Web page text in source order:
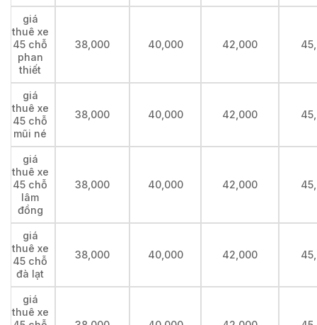
giá
thuê xe
45 chỗ
phan
thiết
38,000 40,000 42,000
giá
thuê xe
45 chỗ
mũi né
38,000 40,000 42,000
giá
thuê xe
45 chỗ
lâm
đồng
38,000 40,000 42,000
giá
thuê xe
45 chỗ
đà lạt
38,000 40,000 42,000
giá
thuê xe